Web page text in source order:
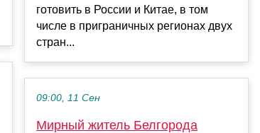
готовить в России и Китае, в том
числе в приграничных регионах двух
стран...
09:00, 11 Сен
Мирный житель Белгорода